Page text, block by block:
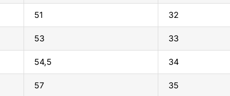
51 32
53 33
54,5 34
57 35